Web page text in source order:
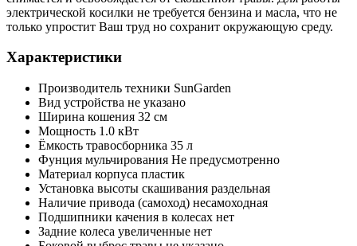
электрической косилки не требуется бензина и масла, что не
только упростит Ваш труд но сохранит окружающую среду.
Характеристики
Производитель техники SunGarden
Вид устройства не указано
Ширина кошения 32 см
Мощность 1.0 кВт
Ёмкость травосборника 35 л
Фунция мульчирования Не предусмотренно
Материал корпуса пластик
Установка высоты скашивания раздельная
Наличие привода (самоход) несамоходная
Подшипники качения в колесах нет
Задние колеса увеличенные нет